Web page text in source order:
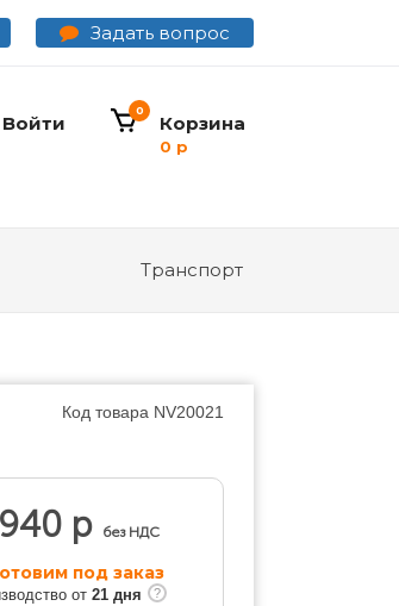
Задать вопрос
Войти Корзина
0
0 р
Транспорт
Код товара NV20021
р без НДС
под заказ
от 21 дня